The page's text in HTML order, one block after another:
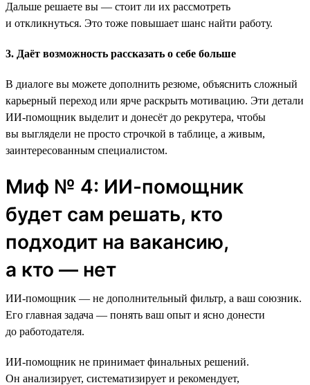
Дальше решаете вы — стоит ли их рассмотреть
и откликнуться. Это тоже повышает шанс найти работу.
3. Даёт возможность рассказать о себе больше
В диалоге вы можете дополнить резюме, объяснить сложный
карьерный переход или ярче раскрыть мотивацию. Эти детали
ИИ-помощник выделит и донесёт до рекрутера, чтобы
вы выглядели не просто строчкой в таблице, а живым,
заинтересованным специалистом.
Миф № 4: ИИ-помощник
будет сам решать, кто
подходит на вакансию,
а кто — нет
ИИ-помощник — не дополнительный фильтр, а ваш союзник.
Его главная задача — понять ваш опыт и ясно донести
до работодателя.
ИИ-помощник не принимает финальных решений.
Он анализирует, систематизирует и рекомендует,